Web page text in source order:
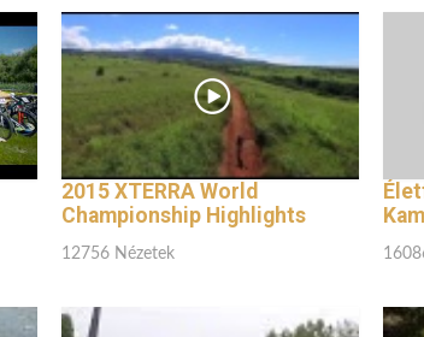
2015 XTERRA World
Championship Highlights
12756 Nézetek